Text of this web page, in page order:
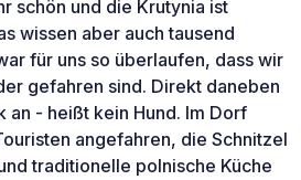
schön und die Krutynia ist
wissen aber auch tausend
für uns so überlaufen, dass wir
gefahren sind. Direkt daneben
an - heißt kein Hund. Im Dorf
angefahren, die Schnitzel
traditionelle polnische Küche